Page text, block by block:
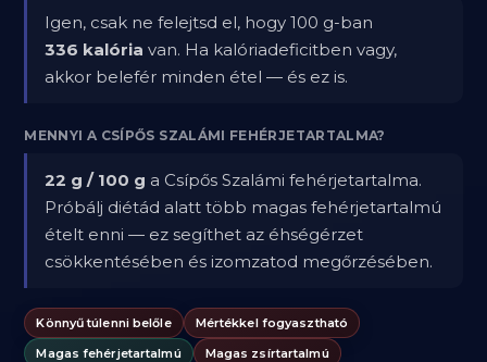
Igen, csak ne felejtsd el, hogy 100 g-ban
336 kalória van. Ha kalóriadeficitben vagy,
akkor belefér minden étel — és ez is.
MENNYI A CSÍPŐS SZALÁMI FEHÉRJETARTALMA?
22 g / 100 g a Csípős Szalámi fehérjetartalma.
Próbálj diétád alatt több magas fehérjetartalmú
ételt enni — ez segíthet az éhségérzet
csökkentésében és izomzatod megőrzésében.
Könnyű túlenni belőle
Mértékkel fogyasztható
Magas fehérjetartalmú
Magas zsírtartalmú